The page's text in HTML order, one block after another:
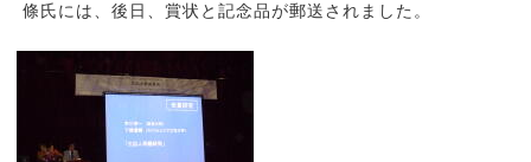
條氏には、後日、賞状と記念品が郵送されました。